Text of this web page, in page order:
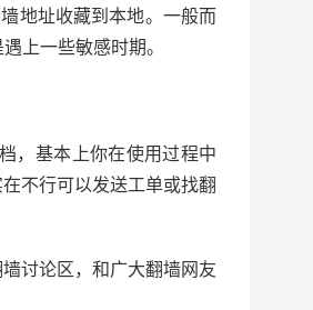
地址收藏到本地。一般而
上一些敏感时期。
，基本上你在使用过程中
不行可以发送工单或找翻
讨论区，和广大翻墙网友